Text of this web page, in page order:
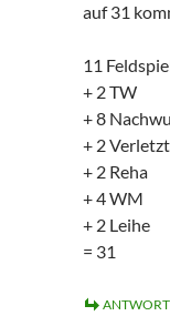
auf 31
11
+ 2 TW
+ 8
+ 2
+ 2 Reha
+ 4 WM
+ 2 Leihe
= 31